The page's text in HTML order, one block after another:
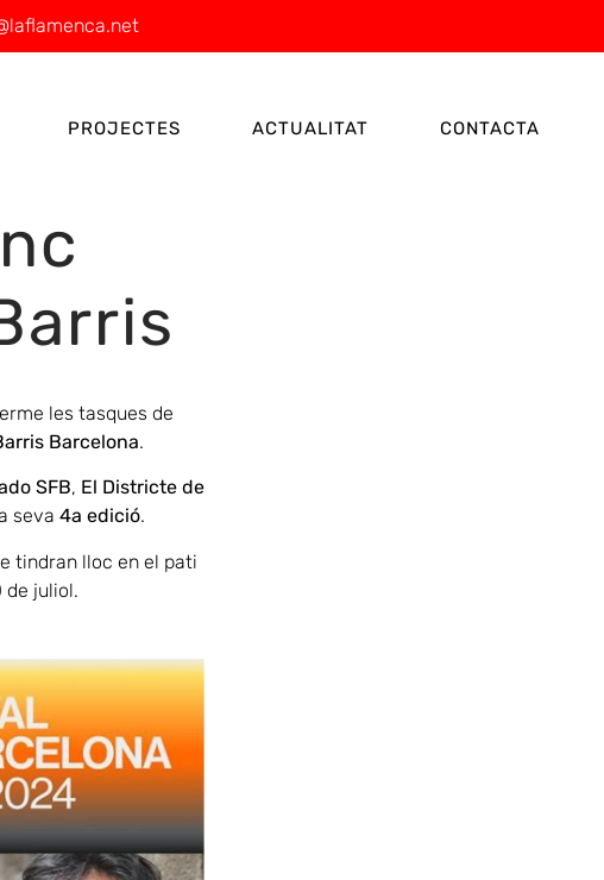
PROJECTES ACTUALITAT CONTACTA
les tasques de
Barcelona.
SFB, El Districte de
seva 4a edició.
tindran lloc en el pati
de juliol.